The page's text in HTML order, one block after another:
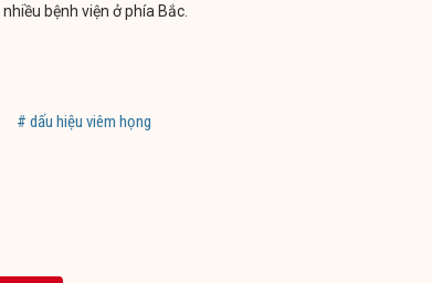
nhiều bệnh viện ở phía Bắc.
# dấu hiệu viêm họng